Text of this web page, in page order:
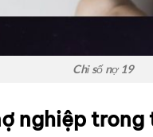
Chỉ số nợ 19
nghiệp trong